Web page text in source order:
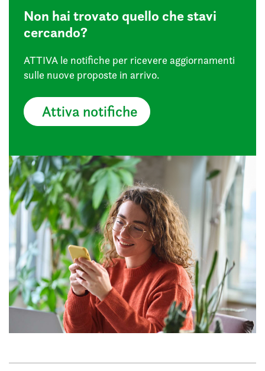
Non hai trovato quello che stavi
cercando?
ATTIVA le notifiche per ricevere aggiornamenti
sulle nuove proposte in arrivo.
Attiva notifiche